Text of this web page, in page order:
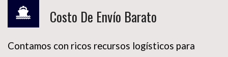
Costo De Envío Barato
Contamos con ricos recursos logísticos para